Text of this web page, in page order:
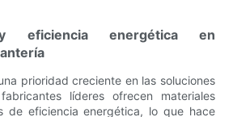
y eficiencia energética en
prioridad creciente en las soluciones
líderes ofrecen materiales
de eficiencia energética, lo que hace